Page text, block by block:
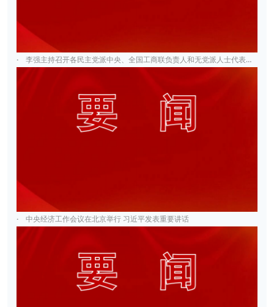
· 李强主持召开各民主党派中央、全国工商联负责人和无党派人士代表座谈会
· 中央经济工作会议在北京举行 习近平发表重要讲话